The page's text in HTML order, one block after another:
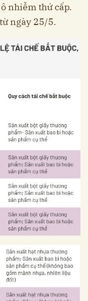
nhiễm thứ cấp.
ngày 25/5.